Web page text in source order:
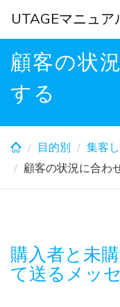
Skip
content
顧客の状
する
目的別
集客
顧客の状況に合わ
購入者と未
て送るメッ
UTAGEマニュア